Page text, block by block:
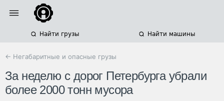
Найти грузы Найти машины
← Негабаритные и опасные грузы
За неделю с дорог Петербурга убрали
более 2000 тонн мусора